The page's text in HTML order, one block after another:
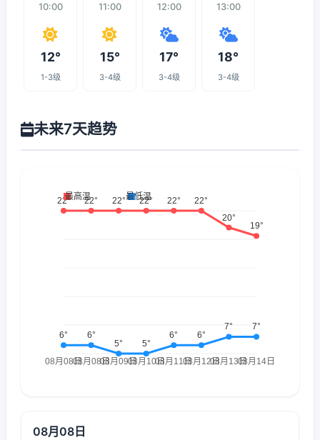
10:00
12°
1-3级
11:00
15°
3-4级
12:00
17°
3-4级
13:00
18°
3-4级
未来7天趋势
08月08日